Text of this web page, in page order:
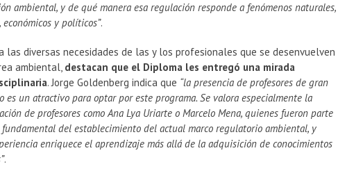
ambiental, y de qué manera esa regulación responde a fenómenos naturales,
económicos y políticos”.
las diversas necesidades de las y los profesionales que se desenvuelven
ambiental, destacan que el Diploma les entregó una mirada
. Jorge Goldenberg indica que “la presencia de profesores de gran
es un atractivo para optar por este programa. Se valora especialmente la
de profesores como Ana Lya Uriarte o Marcelo Mena, quienes fueron parte
del establecimiento del actual marco regulatorio ambiental, y
enriquece el aprendizaje más allá de la adquisición de conocimientos
.